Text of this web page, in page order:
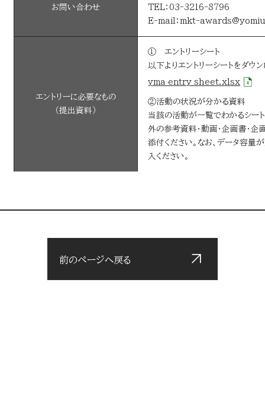
お問い合わせ
TEL：03-3216-8796
E-mail：mkt-
エントリーに必要なもの
（提出資料）
① エントリーシート
以下よりエントリーシートをダウン
yma_entry_sheet.xlsx
②活動の状況が分かる資料
当該の活動が一覧でわかるシー
外の参考資料・動画・企画書・
添付ください。なお、データ容量
入ください。
前のページへ戻る